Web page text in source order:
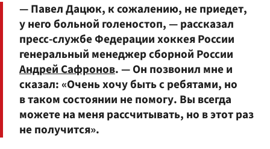
— Павел Дацюк, к сожалению, не приедет,
у него больной голеностоп, — рассказал
пресс-службе Федерации хоккея России
генеральный менеджер сборной России
Андрей Сафронов. — Он позвонил мне и
сказал: «Очень хочу быть с ребятами, но
в таком состоянии не помогу. Вы всегда
можете на меня рассчитывать, но в этот раз
не получится».